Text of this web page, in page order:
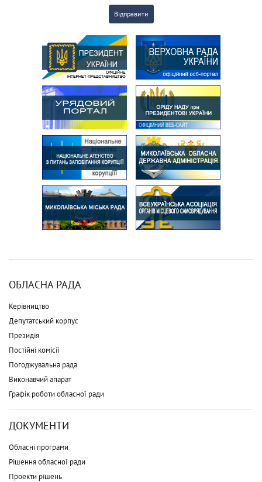
Відправити
ОБЛАСНА РАДА
Керівництво
Депутатський корпус
Президія
Постійні комісії
Погоджувальна рада
Виконавчий апарат
Графік роботи обласної ради
ДОКУМЕНТИ
Обласні програми
Рішення обласної ради
Проекти рішень